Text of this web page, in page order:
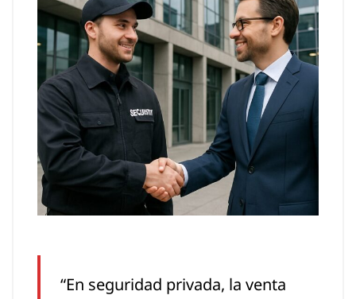
“En seguridad privada, la venta